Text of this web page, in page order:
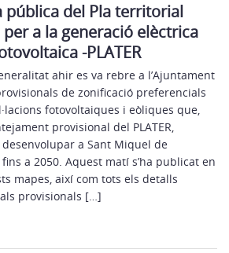
pública del Pla territorial
a la generació elèctrica
-PLATER
ahir es va rebre a l’Ajuntament
de zonificació preferencials
fotovoltaiques i eòliques que,
provisional del PLATER,
a Sant Miquel de
a 2050. Aquest matí s’ha publicat en
mapes, així com tots els detalls
provisionals […]